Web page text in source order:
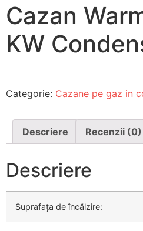
Cazan
KW
Categorie: Cazane pe gaz in
Descriere Recenzii (0)
Descriere
Suprafața de încălzire: